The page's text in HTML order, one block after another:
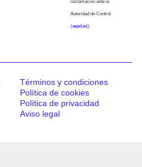
reclamación ante la
Autoridad de Control
(aepd.es).
Términos y condiciones
Política de cookies
Política de privacidad
Aviso legal